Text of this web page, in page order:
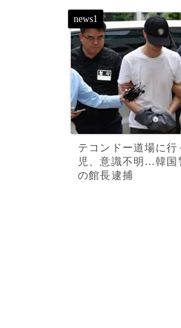
テコンドー道場に行
児、意識不明…韓国
の館長逮捕